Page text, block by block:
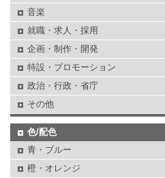
音楽
就職・求人・採用
企画・制作・開発
特設・プロモーション
政治・行政・省庁
その他
色/配色
青・ブルー
橙・オレンジ